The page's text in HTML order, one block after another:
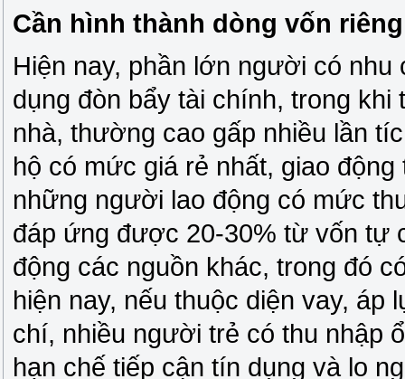
Cần hình thành dòng vốn
Hiện nay, phần lớn người có
dụng đòn bẩy tài chính, trong
nhà, thường cao gấp nhiều lần
hộ có mức giá rẻ nhất, giao
những người lao động có mức
đáp ứng được 20-30% từ vốn tự
động các nguồn khác, trong đó
hiện nay, nếu thuộc diện vay, áp
chí, nhiều người trẻ có thu nhập
hạn chế tiếp cận tín dụng và lo